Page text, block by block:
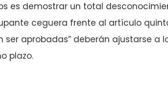
es demostrar un total
ceguera frente al artículo
ser aprobadas” deberán ajustarse
plazo.